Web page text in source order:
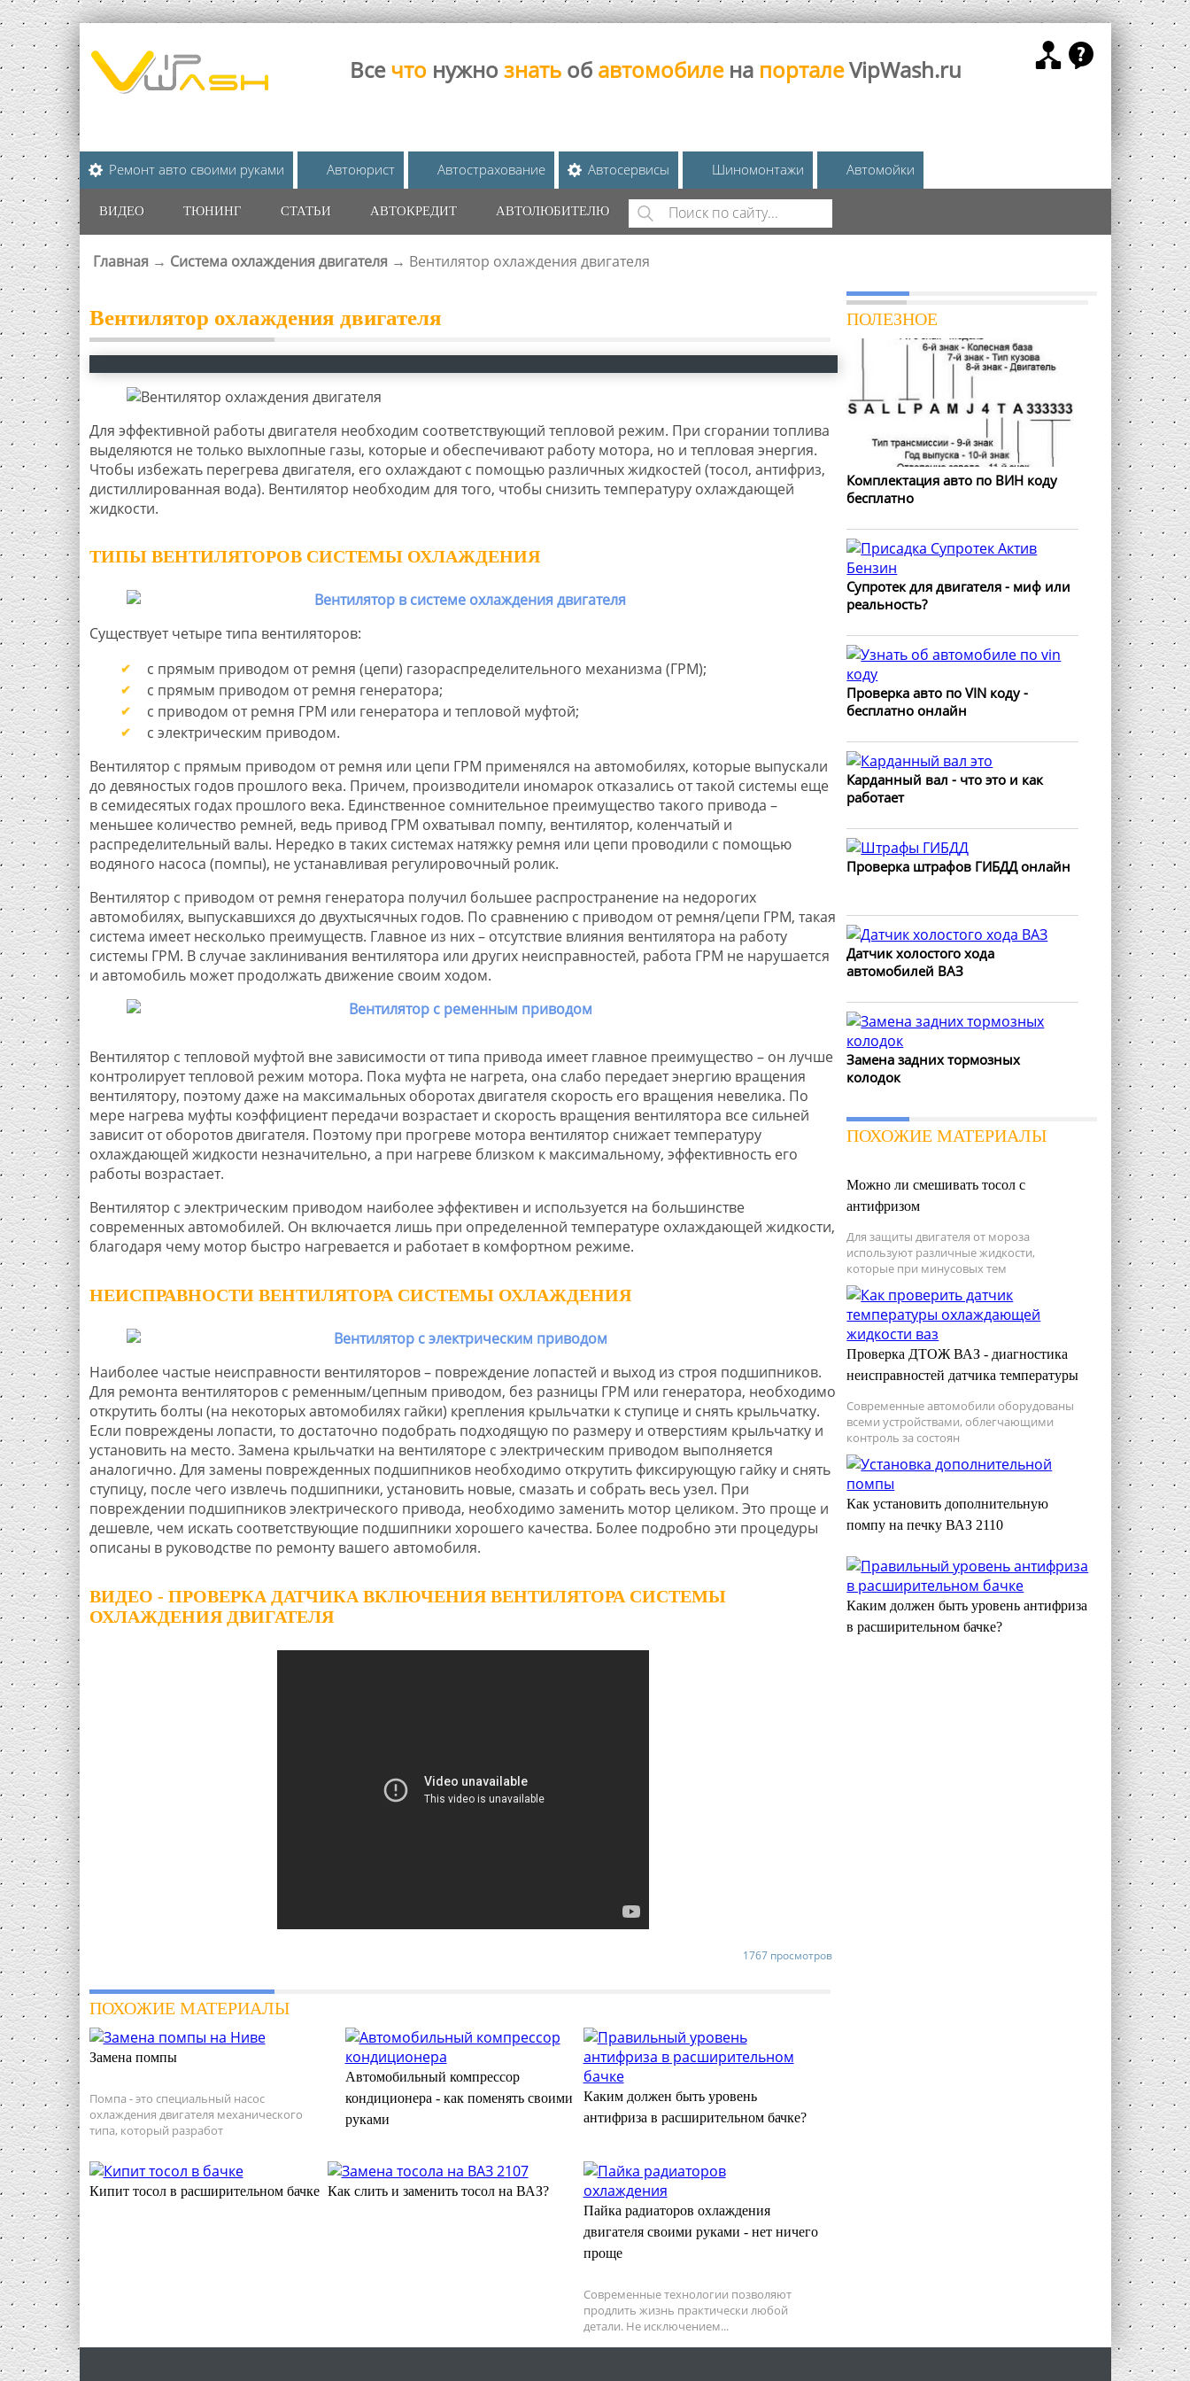
Все что нужно знать об автомобиле на порталеVipWash.ru
Ремонт авто своими руками Автоюрист Автострахование Автосервисы Шиномонтажи Автомойки
ВИДЕО ТЮНИНГ СТАТЬИ АВТОКРЕДИТ АВТОЛЮБИТЕЛЮ
ФОРМА ПОИСКА
Поиск
ВЫ ЗДЕСЬ
Главная → Система охлаждения двигателя → Вентилятор охлаждения двигателя
Вентилятор охлаждения двигателя
Для эффективной работы двигателя необходим соответствующий тепловой режим. При сгорании топлива
выделяются не только выхлопные газы, которые и обеспечивают работу мотора, но и тепловая энергия.
Чтобы избежать перегрева двигателя, его охлаждают с помощью различных жидкостей (тосол, антифриз,
дистиллированная вода). Вентилятор необходим для того, чтобы снизить температуру охлаждающей
жидкости.
ТИПЫ ВЕНТИЛЯТОРОВ СИСТЕМЫ ОХЛАЖДЕНИЯ
Существует четыре типа вентиляторов:
с прямым приводом от ремня (цепи) газораспределительного механизма (ГРМ);
с прямым приводом от ремня генератора;
с приводом от ремня ГРМ или генератора и тепловой муфтой;
с электрическим приводом.
Вентилятор с прямым приводом от ремня или цепи ГРМ применялся на автомобилях, которые выпускали
до девяностых годов прошлого века. Причем, производители иномарок отказались от такой системы еще
в семидесятых годах прошлого века. Единственное сомнительное преимущество такого привода –
меньшее количество ремней, ведь привод ГРМ охватывал помпу, вентилятор, коленчатый и
распределительный валы. Нередко в таких системах натяжку ремня или цепи проводили с помощью
водяного насоса (помпы), не устанавливая регулировочный ролик.
Вентилятор с приводом от ремня генератора получил большее распространение на недорогих
автомобилях, выпускавшихся до двухтысячных годов. По сравнению с приводом от ремня/цепи ГРМ, такая
система имеет несколько преимуществ. Главное из них – отсутствие влияния вентилятора на работу
системы ГРМ. В случае заклинивания вентилятора или других неисправностей, работа ГРМ не нарушается
и автомобиль может продолжать движение своим ходом.
Вентилятор с тепловой муфтой вне зависимости от типа привода имеет главное преимущество – он лучше
контролирует тепловой режим мотора. Пока муфта не нагрета, она слабо передает энергию вращения
вентилятору, поэтому даже на максимальных оборотах двигателя скорость его вращения невелика. По
мере нагрева муфты коэффициент передачи возрастает и скорость вращения вентилятора все сильней
зависит от оборотов двигателя. Поэтому при прогреве мотора вентилятор снижает температуру
охлаждающей жидкости незначительно, а при нагреве близком к максимальному, эффективность его
работы возрастает.
Вентилятор с электрическим приводом наиболее эффективен и используется на большинстве
современных автомобилей. Он включается лишь при определенной температуре охлаждающей жидкости,
благодаря чему мотор быстро нагревается и работает в комфортном режиме.
НЕИСПРАВНОСТИ ВЕНТИЛЯТОРА СИСТЕМЫ ОХЛАЖДЕНИЯ
Наиболее частые неисправности вентиляторов – повреждение лопастей и выход из строя подшипников.
Для ремонта вентиляторов с ременным/цепным приводом, без разницы ГРМ или генератора, необходимо
открутить болты (на некоторых автомобилях гайки) крепления крыльчатки к ступице и снять крыльчатку.
Если повреждены лопасти, то достаточно подобрать подходящую по размеру и отверстиям крыльчатку и
установить на место. Замена крыльчатки на вентиляторе с электрическим приводом выполняется
аналогично. Для замены поврежденных подшипников необходимо открутить фиксирующую гайку и снять
ступицу, после чего извлечь подшипники, установить новые, смазать и собрать весь узел. При
повреждении подшипников электрического привода, необходимо заменить мотор целиком. Это проще и
дешевле, чем искать соответствующие подшипники хорошего качества. Более подробно эти процедуры
описаны в руководстве по ремонту вашего автомобиля.
ВИДЕО - ПРОВЕРКА ДАТЧИКА ВКЛЮЧЕНИЯ ВЕНТИЛЯТОРА СИСТЕМЫ
ОХЛАЖДЕНИЯ ДВИГАТЕЛЯ
1767 просмотров
ПОХОЖИЕ МАТЕРИАЛЫ
Замена помпы
Помпа - это специальный насос
охлаждения двигателя механического
типа, который разработ
Автомобильный компрессор
кондиционера - как поменять своими
руками
Каким должен быть уровень
антифриза в расширительном бачке?
Кипит тосол в расширительном бачке Как слить и заменить тосол на ВАЗ?
Пайка радиаторов охлаждения
двигателя своими руками - нет ничего
проще
Современные технологии позволяют
продлить жизнь практически любой
детали. Не исключением...
ПОЛЕЗНОЕ
Комплектация авто по ВИН коду
бесплатно
Супротек для двигателя - миф или
реальность?
Проверка авто по VIN коду -
бесплатно онлайн
Карданный вал - что это и как
работает
Проверка штрафов ГИБДД онлайн
Датчик холостого хода
автомобилей ВАЗ
Замена задних тормозных
колодок
ПОХОЖИЕ МАТЕРИАЛЫ
Можно ли смешивать тосол с
антифризом
Для защиты двигателя от мороза
используют различные жидкости,
которые при минусовых тем
Проверка ДТОЖ ВАЗ - диагностика
неисправностей датчика температуры
Современные автомобили оборудованы
всеми устройствами, облегчающими
контроль за состоян
Как установить дополнительную
помпу на печку ВАЗ 2110
Каким должен быть уровень антифриза
в расширительном бачке?